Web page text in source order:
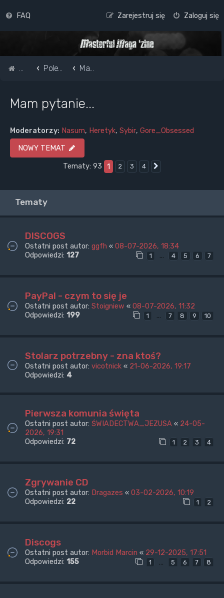
FAQ Zaloguj się
Zarejestruj się
Strona główna
Pole do popisu... Mam pytanie...
Mam pytanie...
Moderatorzy: Nasum, Heretyk, Sybir, Gore_Obsessed
NOWY TEMAT
Tematy: 93
1 2 3 4
Tematy
DISCOGS
Ostatni post autor: ggfh « 08-07-2026, 18:34
Odpowiedzi: 127 1 … 4 5 6 7
PayPal - czym to się je
Ostatni post autor: Stoigniew « 08-07-2026, 11:32
Odpowiedzi: 199 1 … 7 8 9 10
Stolarz potrzebny - zna ktoś?
Ostatni post autor: vicotnick « 21-06-2026, 19:17
Odpowiedzi: 4
Pierwsza komunia święta
Ostatni post autor: ŚWIADECTWA_JEZUSA « 24-05-
2026, 19:31
Odpowiedzi: 72 1 2 3 4
Zgrywanie CD
Ostatni post autor: Dragazes « 03-02-2026, 10:19
Odpowiedzi: 22 1 2
Discogs
Ostatni post autor: Morbid Marcin « 29-12-2025, 17:51
Odpowiedzi: 155 1 … 5 6 7 8